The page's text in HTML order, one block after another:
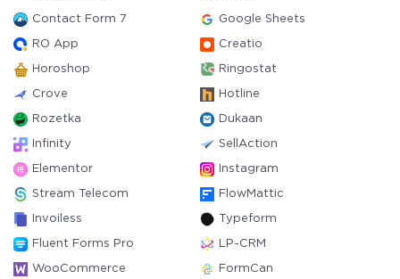
Contact Form 7 Google Sheets
RO App Creatio
Horoshop Ringostat
Crove Hotline
Rozetka Dukaan
Infinity SellAction
Elementor Instagram
Stream Telecom FlowMattic
Invoiless Typeform
Fluent Forms Pro LP-CRM
WooCommerce FormCan